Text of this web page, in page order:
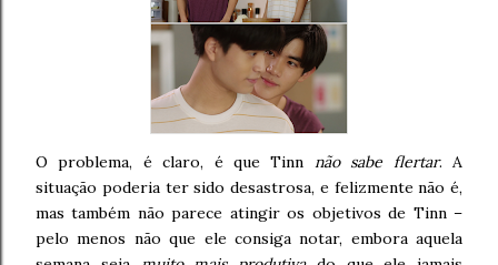
O problema, é claro, é que Tinn não sabe flertar. A
situação poderia ter sido desastrosa, e felizmente não é,
mas também não parece atingir os objetivos de Tinn –
pelo menos não que ele consiga notar, embora aquela